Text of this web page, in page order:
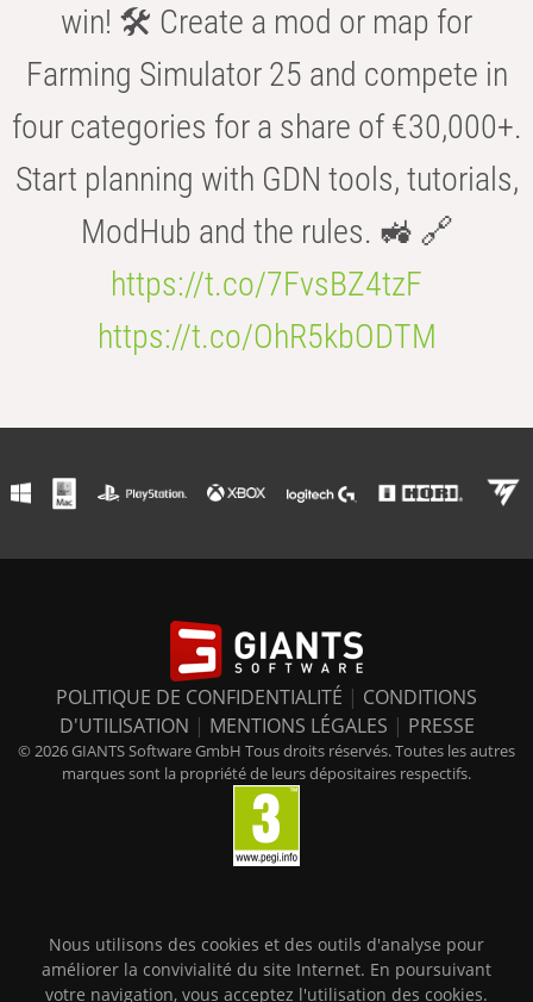
win! 🛠️ Create a mod or map for
Farming Simulator 25 and compete in
four categories for a share of €30,000+.
Start planning with GDN tools, tutorials,
ModHub and the rules. 🚜 🔗
https://t.co/7FvsBZ4tzF
https://t.co/OhR5kbODTM
POLITIQUE DE CONFIDENTIALITÉ | CONDITIONS
D'UTILISATION | MENTIONS LÉGALES | PRESSE
© 2026 GIANTS Software GmbH Tous droits réservés. Toutes les autres
marques sont la propriété de leurs dépositaires respectifs.
Nous utilisons des cookies et des outils d'analyse pour
améliorer la convivialité du site Internet. En poursuivant
votre navigation, vous acceptez l'utilisation des cookies.